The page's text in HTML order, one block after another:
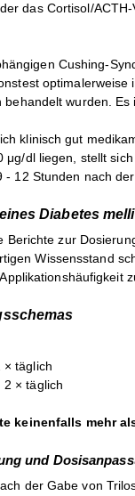
das Cortisol/
Cushing-
wurden.
klinisch gut
μg/dl liegen, stellt
- 12 Stunden nach
Diabetes
Berichte zur
Wissensstand
× täglich
2 × täglich
keinenfalls mehr
und
der Gabe von